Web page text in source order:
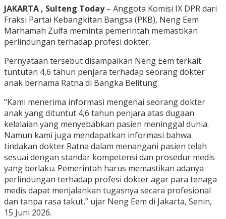
JAKARTA , Sulteng Today– Anggota Komisi IX DPR dari
Fraksi Partai Kebangkitan Bangsa (PKB), Neng Eem
Marhamah Zulfa meminta pemerintah memastikan
perlindungan terhadap profesi dokter.
Pernyataan tersebut disampaikan Neng Eem terkait
tuntutan 4,6 tahun penjara terhadap seorang dokter
anak bernama Ratna di Bangka Belitung.
“Kami menerima informasi mengenai seorang dokter
anak yang dituntut 4,6 tahun penjara atas dugaan
kelalaian yang menyebabkan pasien meninggal dunia.
Namun kami juga mendapatkan informasi bahwa
tindakan dokter Ratna dalam menangani pasien telah
sesuai dengan standar kompetensi dan prosedur medis
yang berlaku. Pemerintah harus memastikan adanya
perlindungan terhadap profesi dokter agar para tenaga
medis dapat menjalankan tugasnya secara profesional
dan tanpa rasa takut,” ujar Neng Eem di Jakarta, Senin,
15 Juni 2026.